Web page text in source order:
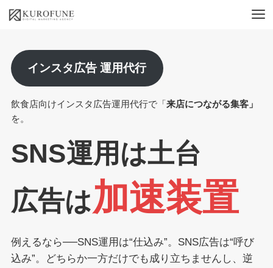
インスタ広告 運用代行
飲食店向けインスタ広告運用代行で「来店につながる集客」
を。
SNS運用は土台
広告は加速装置
例えるなら──SNS運用は“仕込み”。SNS広告は“呼び
込み”。どちらか一方だけでも成り立ちませんし、逆